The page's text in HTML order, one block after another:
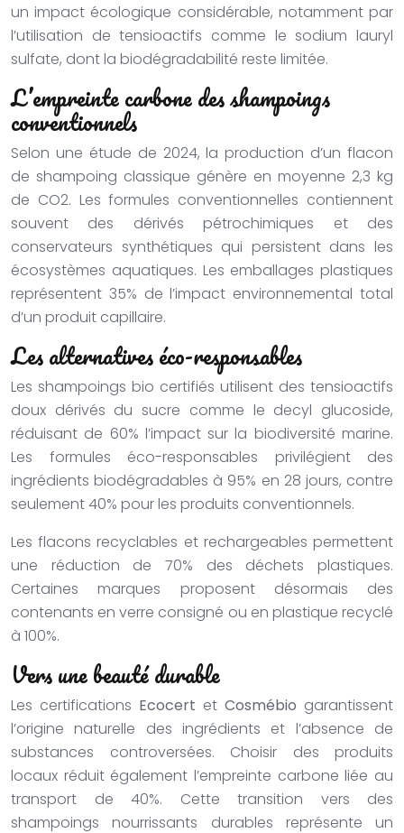
un impact écologique considérable, notamment par
l’utilisation de tensioactifs comme le sodium lauryl
sulfate, dont la biodégradabilité reste limitée.
L’empreinte carbone des shampoings
conventionnels
Selon une étude de 2024, la production d’un flacon
de shampoing classique génère en moyenne 2,3 kg
de CO2. Les formules conventionnelles contiennent
souvent des dérivés pétrochimiques et des
conservateurs synthétiques qui persistent dans les
écosystèmes aquatiques. Les emballages plastiques
représentent 35% de l’impact environnemental total
d’un produit capillaire.
Les alternatives éco-responsables
Les shampoings bio certifiés utilisent des tensioactifs
doux dérivés du sucre comme le decyl glucoside,
réduisant de 60% l’impact sur la biodiversité marine.
Les formules éco-responsables privilégient des
ingrédients biodégradables à 95% en 28 jours, contre
seulement 40% pour les produits conventionnels.
Les flacons recyclables et rechargeables permettent
une réduction de 70% des déchets plastiques.
Certaines marques proposent désormais des
contenants en verre consigné ou en plastique recyclé
à 100%.
Vers une beauté durable
Les certifications Ecocert et Cosmébio garantissent
l’origine naturelle des ingrédients et l’absence de
substances controversées. Choisir des produits
locaux réduit également l’empreinte carbone liée au
transport de 40%. Cette transition vers des
shampoings nourrissants durables représente un